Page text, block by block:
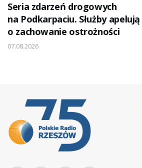
Seria zdarzeń drogowych
na Podkarpaciu. Służby apelują
o zachowanie ostrożności
07.08.2026